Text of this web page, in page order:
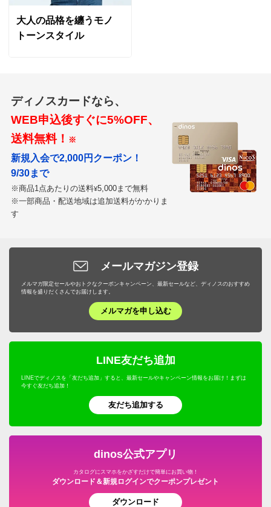
大人の品格を纏うモノ
トーンスタイル
ディノスカードなら、
WEB申込後すぐに5%OFF、
送料無料！ ※
新規入会で2,000円クーポン！
9/30まで
※商品1点あたりの送料¥5,000まで無料
※一部商品・配送地域は追加送料がかかりま
す
メールマガジン登録
メルマガ限定セールやおトクなクーポンキャンペーン、最新セールなど、ディノスのおすすめ
情報を盛りだくさんでお届けします。
メルマガを申し込む
LINE友だち追加
LINEでディノスを「友だち追加」すると、最新セールやキャンペーン情報をお届け！まずは
今すぐ友だち追加！
友だち追加する
dinos公式アプリ
カタログにスマホをかざすだけで簡単にお買い物！
ダウンロード＆新規ログインでクーポンプレゼント
ダウンロード